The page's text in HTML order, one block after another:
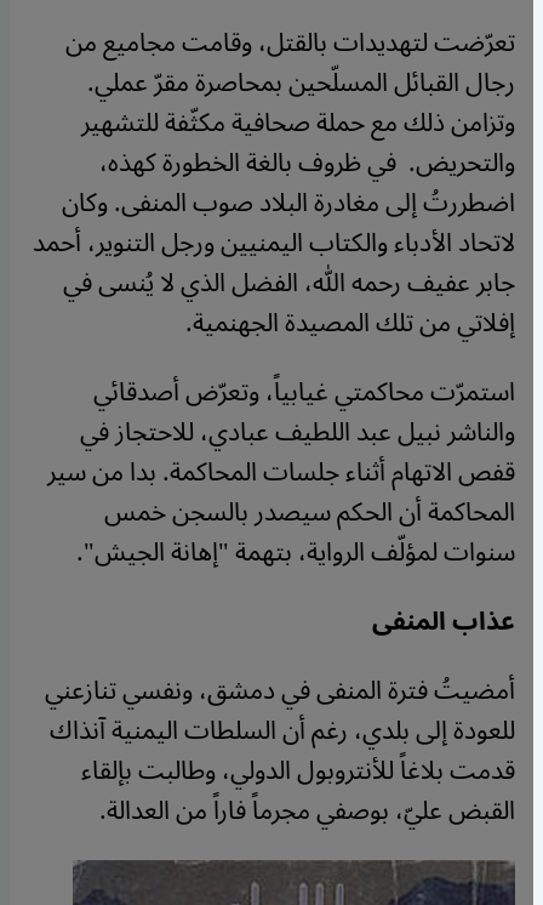
تعرّضت لتهديدات بالقتل، وقامت مجاميع من
رجال القبائل المسلّحين بمحاصرة مقرّ عملي.
وتزامن ذلك مع حملة صحافية مكثّفة للتشهير
والتحريض. في ظروف بالغة الخطورة كهذه،
اضطررتُ إلى مغادرة البلاد صوب المنفى. وكان
لاتحاد الأدباء والكتاب اليمنيين ورجل التنوير، أحمد
جابر عفيف رحمه الله، الفضل الذي لا يُنسى في
إفلاتي من تلك المصيدة الجهنمية.
استمرّت محاكمتي غيابياً، وتعرّض أصدقائي
والناشر نبيل عبد اللطيف عبادي، للاحتجاز في
قفص الاتهام أثناء جلسات المحاكمة. بدا من سير
المحاكمة أن الحكم سيصدر بالسجن خمس
سنوات لمؤلّف الرواية، بتهمة "إهانة الجيش".
عذاب المنفى
أمضيتُ فترة المنفى في دمشق، ونفسي تنازعني
للعودة إلى بلدي، رغم أن السلطات اليمنية آنذاك
قدمت بلاغاً للأنتروبول الدولي، وطالبت بإلقاء
القبض عليّ، بوصفي مجرماً فاراً من العدالة.